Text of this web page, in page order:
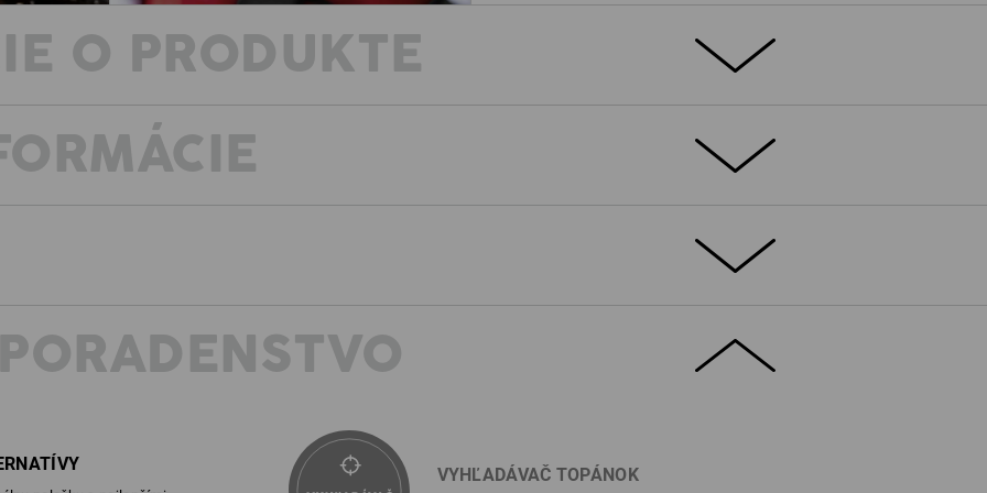
O PRODUKTE
BEZPEČNOSŤ PRI KAŽDOM KROKU
Hlboké kaluže, klince rozsypané po zemi, padajúce predmety i klzké povrchy: S3
oceľové podrážky odolné voči prepichnutiu sa postarajú o ideálnu ochranu.
oceľovým špičkám bude o vaše chodidlá v topánkach Kastra naozaj dokonale
postarané. Praktické otočné zapínanie navyše umožňuje mimoriadne rýchle
POPIS ZAUJÍMAVOSTI
Fit systém na presné nastavenie a individuálne prispôsobenie
obuvi
vodotesné, vetruvzdorné a priedušné vďaka membráne dryplexx
EN ISO 20347:2022 vznikajú
bezpecnostnej
Všetky potrebné
Fit Systém s otočným zapínaním na zabezpečuje presné nastavenie
a individuálne prispôsobenie obuvi. Systém BOA
poskytuje výkonnosť bez
kompromisov.
VYHĽADÁVAČ TOPÁNOK